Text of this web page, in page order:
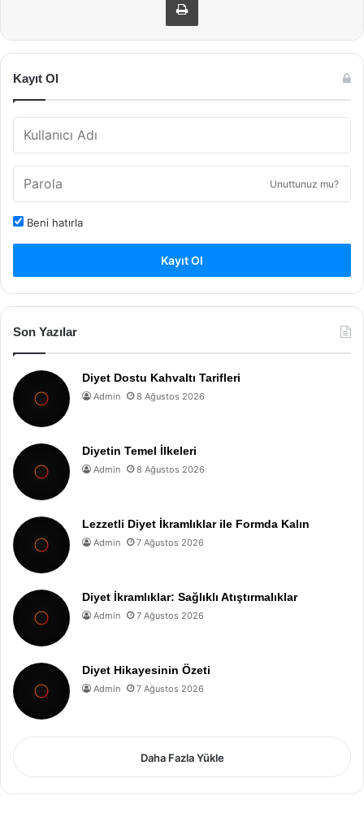
Kayıt Ol
Unuttunuz mu?
Beni hatırla
Kayıt Ol
Son Yazılar
Diyet Dostu Kahvaltı Tarifleri
Admin 8 Ağustos 2026
Diyetin Temel İlkeleri
Admin 8 Ağustos 2026
Lezzetli Diyet İkramlıklar ile Formda Kalın
Admin 7 Ağustos 2026
Diyet İkramlıklar: Sağlıklı Atıştırmalıklar
Admin 7 Ağustos 2026
Diyet Hikayesinin Özeti
Admin 7 Ağustos 2026
Daha Fazla Yükle